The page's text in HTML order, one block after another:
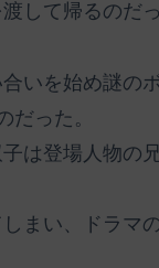
して帰るのだっ
いを始め謎の
だった。
は登場人物の
まい、ドラマ